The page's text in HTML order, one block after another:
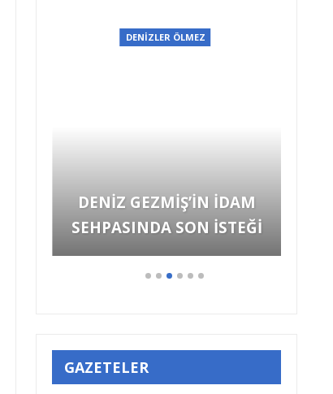
DENİZLER ÖLMEZ
DENİZ GEZMİŞ’İN İDAM
SEHPASINDA SON İSTEĞİ
GAZETELER